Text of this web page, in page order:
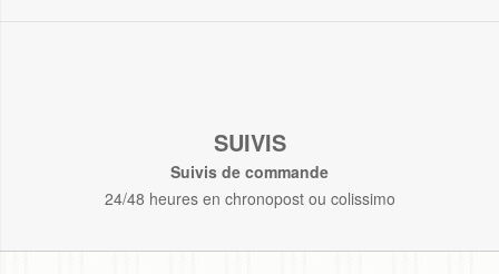
SUIVIS
Suivis de commande
24/48 heures en chronopost ou colissimo